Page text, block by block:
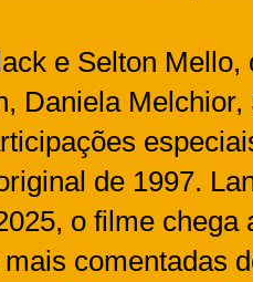
e Selton Mello,
Daniela Melchior,
de 1997.
o filme chega
comentadas